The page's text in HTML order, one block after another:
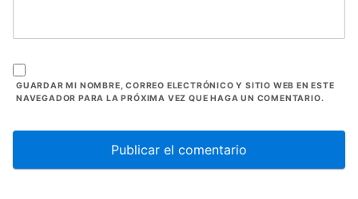
GUARDAR MI NOMBRE, CORREO ELECTRÓNICO Y SITIO WEB EN ESTE
NAVEGADOR PARA LA PRÓXIMA VEZ QUE HAGA UN COMENTARIO.